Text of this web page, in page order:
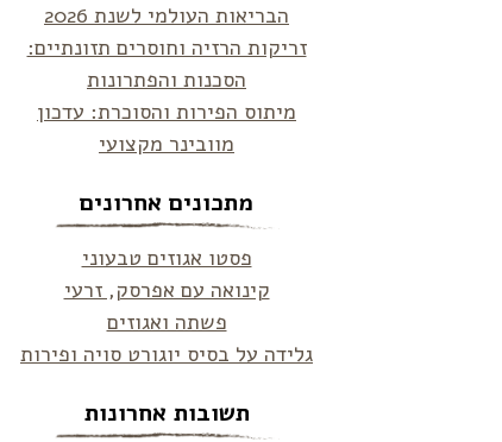
הבריאות העולמי לשנת 2026
זריקות הרזיה וחוסרים תזונתיים:
הסכנות והפתרונות
מיתוס הפירות והסוכרת: עדכון
מוובינר מקצועי
מתכונים אחרונים
פסטו אגוזים טבעוני
קינואה עם אפרסק, זרעי
פשתה ואגוזים
גלידה על בסיס יוגורט סויה ופירות
תשובות אחרונות